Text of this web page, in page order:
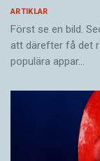
ARTIKLAR
Först se en bild.
att därefter få det
populära appar…